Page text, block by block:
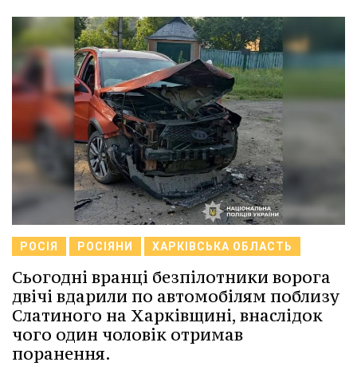
РОСІЯ РОСІЯНИ ХАРКІВСЬКА ОБЛАСТЬ
Сьогодні вранці безпілотники ворога
двічі вдарили по автомобілям поблизу
Слатиного на Харківщині, внаслідок
чого один чоловік отримав
поранення.